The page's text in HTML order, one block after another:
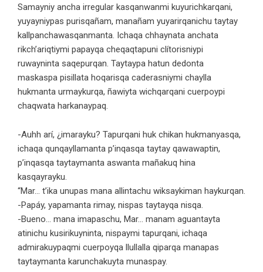
Samayniy ancha irregular kasqanwanmi kuyurichkarqani,
yuyayniypas purisqañam, manañam yuyarirqanichu taytay
kallpanchawasqanmanta. Ichaqa chhaynata anchata
rikch’ariqtiymi papayqa cheqaqtapuni clítorisniypi
ruwayninta saqepurqan. Taytaypa hatun dedonta
maskaspa pisillata hoqarisqa caderasniymi chaylla
hukmanta urmaykurqa, ñawiyta wichqarqani cuerpoypi
chaqwata harkanaypaq.
-Auhh arí, ¿imarayku? Tapurqani huk chikan hukmanyasqa,
ichaqa qunqayllamanta p’inqasqa taytay qawawaptin,
p’inqasqa taytaymanta aswanta mañakuq hina
kasqayrayku.
“Mar… t’ika unupas mana allintachu wiksaykiman haykurqan.
-Papáy, yapamanta rimay, nispas taytayqa nisqa.
-Bueno… mana imapaschu, Mar… manam aguantayta
atinichu kusirikuyninta, nispaymi tapurqani, ichaqa
admirakuypaqmi cuerpoyqa llullalla qiparqa manapas
taytaymanta karunchakuyta munaspay.